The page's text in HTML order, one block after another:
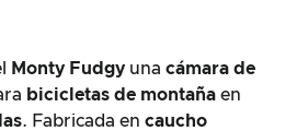
Monty Fudgy una cámara de
bicicletas de montaña en
. Fabricada en caucho